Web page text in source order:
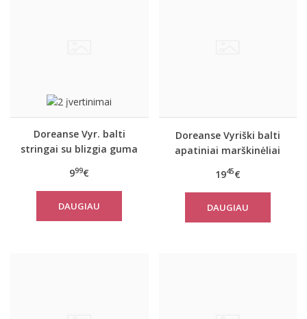
Doreanse Vyr. balti
stringai su blizgia guma
999€
DAUGIAU
Doreanse Vyriški balti
apatiniai marškinėliai
1945€
DAUGIAU